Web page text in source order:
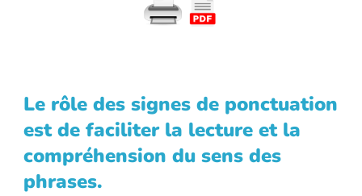
Le rôle des signes de ponctuation
est de faciliter la lecture et la
compréhension du sens des
phrases.